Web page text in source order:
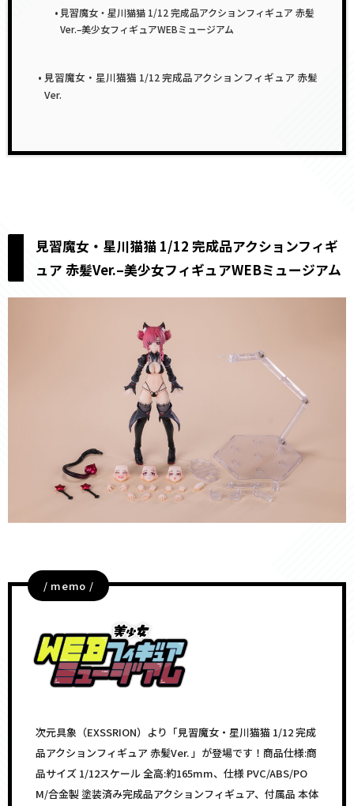
見習魔女・星川猫猫 1/12 完成品アクションフィギュア 赤髪
Ver.–美少女フィギュアWEBミュージアム
見習魔女・星川猫猫 1/12 完成品アクションフィギュア 赤髪
Ver.
見習魔女・星川猫猫 1/12 完成品アクションフィギ
ュア 赤髪Ver.–美少女フィギュアWEBミュージアム
/ memo /
次元具象（EXSSRION）より「見習魔女・星川猫猫 1/12 完成
品アクションフィギュア 赤髪Ver. 」が登場です！商品仕様:商
品サイズ 1/12スケール 全高:約165mm、仕様 PVC/ABS/PO
M/合金製 塗装済み完成品アクションフィギュア、付属品 本体